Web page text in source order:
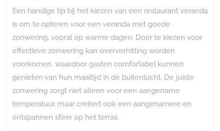
Een handige tip bij het kiezen van een restaurant veranda
is om te opteren voor een veranda met goede
zonwering, vooral op warme dagen. Door te kiezen voor
effectieve zonwering kan oververhitting worden
voorkomen, waardoor gasten comfortabel kunnen
genieten van hun maaltijd in de buitenlucht. De juiste
zonwering zorgt niet alleen voor een aangename
temperatuur, maar creëert ook een aangenamere en
ontspannen sfeer op het terras.